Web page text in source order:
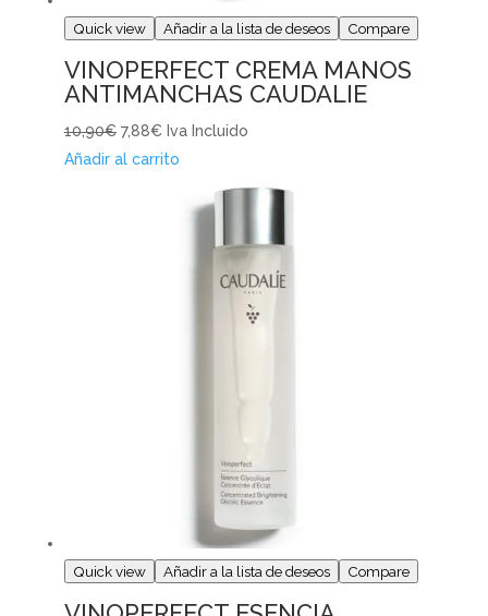
Quick view Añadir a la lista de deseos Compare
VINOPERFECT CREMA MANOS
ANTIMANCHAS CAUDALIE
10,90€ 7,88€ Iva Incluido
Añadir al carrito
Quick view Añadir a la lista de deseos Compare